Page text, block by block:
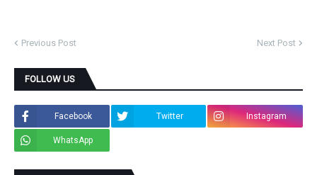
Previous Post Next Post
FOLLOW US
Facebook Twitter Instagram
WhatsApp